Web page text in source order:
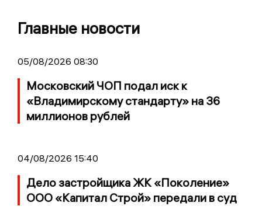
Главные новости
05/08/2026 08:30
Московский ЧОП подал иск к
«Владимирскому стандарту» на 36
миллионов рублей
04/08/2026 15:40
Дело застройщика ЖК «Поколение»
ООО «Капитал Строй» передали в суд